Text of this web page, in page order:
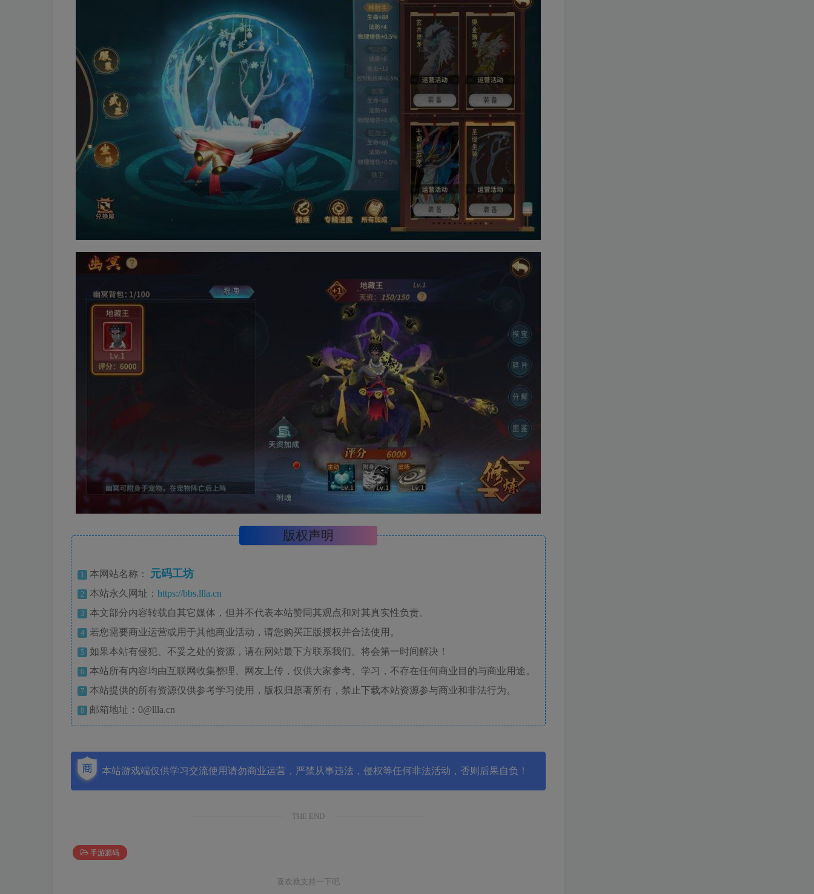
版权声明
1 本网站名称： 元码工坊
2 本站永久网址： https://bbs.llla.cn
3 本文部分内容转载自其它媒体，但并不代表本站赞同其观点和对其真实性负责。
4 若您需要商业运营或用于其他商业活动，请您购买正版授权并合法使用。
5 如果本站有侵犯、不妥之处的资源，请在网站最下方联系我们。将会第一时间解决！
6 本站所有内容均由互联网收集整理、网友上传，仅供大家参考、学习，不存在任何商业目的与商业用途。
7 本站提供的所有资源仅供参考学习使用，版权归原著所有，禁止下载本站资源参与商业和非法行为。
8 邮箱地址：0@llla.cn
本站游戏端仅供学习交流使用请勿商业运营，严禁从事违法，侵权等任何非法活动，否则后果自负！
THE END
手游源码
喜欢就支持一下吧